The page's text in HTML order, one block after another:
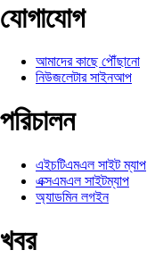
যোগাযোগ
আমাদের কাছে পৌঁছানো
নিউজলেটার সাইনআপ
পরিচালন
এইচটিএমএল সাইট ম্যাপ
এক্সএমএল সাইটম্যাপ
অ্যাডমিন লগইন
খবর